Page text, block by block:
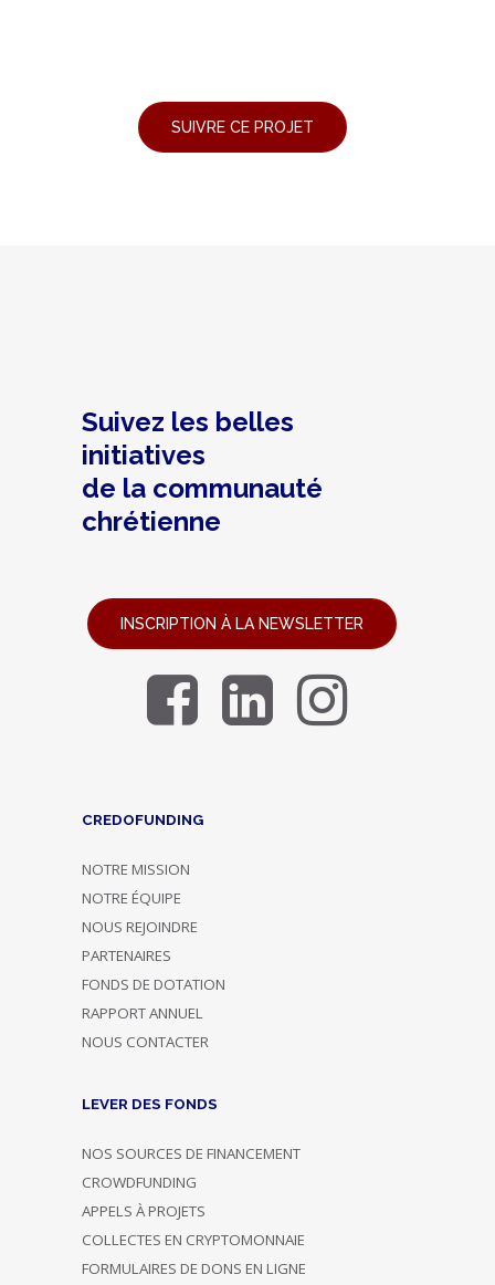
Suivez les belles
initiatives
de la communauté
chrétienne
INSCRIPTION À LA NEWSLETTER
CREDOFUNDING
NOTRE MISSION
NOTRE ÉQUIPE
NOUS REJOINDRE
PARTENAIRES
FONDS DE DOTATION
RAPPORT ANNUEL
NOUS CONTACTER
LEVER DES FONDS
NOS SOURCES DE FINANCEMENT
CROWDFUNDING
APPELS À PROJETS
COLLECTES EN CRYPTOMONNAIE
FORMULAIRES DE DONS EN LIGNE